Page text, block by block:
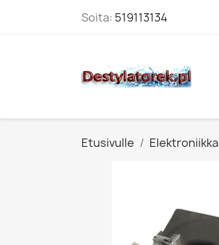
Soita: 519113134
Etusivulle Elektroniikka